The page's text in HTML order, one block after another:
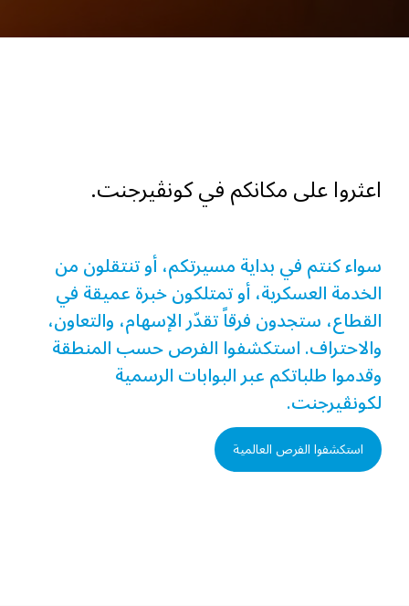
اعثروا على مكانكم في كونڤيرجنت.
سواء كنتم في بداية مسيرتكم، أو تنتقلون من
الخدمة العسكرية، أو تمتلكون خبرة عميقة في
القطاع، ستجدون فرقاً تقدّر الإسهام، والتعاون،
والاحتراف. استكشفوا الفرص حسب المنطقة
وقدموا طلباتكم عبر البوابات الرسمية
لكونڤيرجنت.
استكشفوا الفرص العالمية